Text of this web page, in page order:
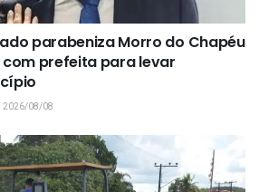
parabeniza Morro do Chapéu
prefeita para levar
2026/08/08